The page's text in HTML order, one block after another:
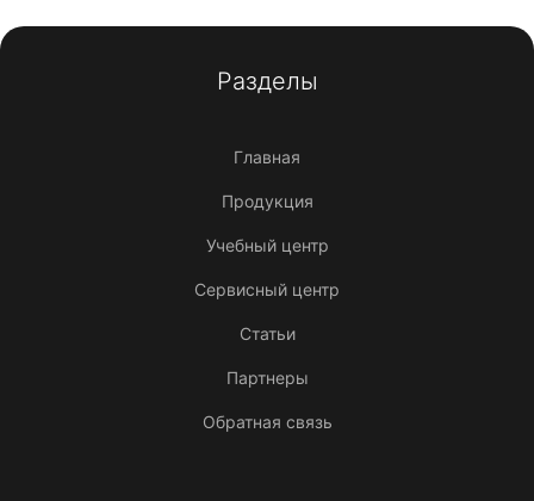
Разделы
Главная
Продукция
Учебный центр
Сервисный центр
Статьи
Партнеры
Обратная связь